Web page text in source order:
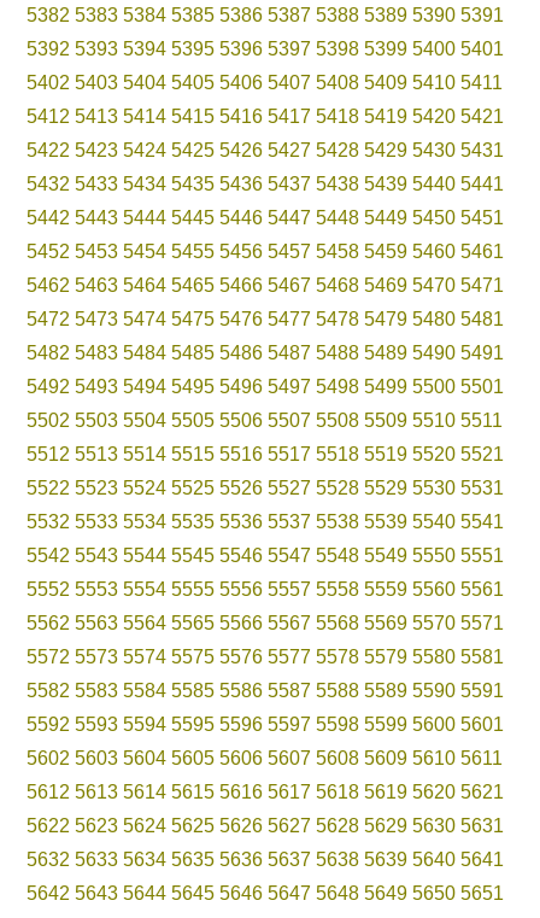
5382 5383 5384 5385 5386 5387 5388 5389 5390 5391
5392 5393 5394 5395 5396 5397 5398 5399 5400 5401
5402 5403 5404 5405 5406 5407 5408 5409 5410 5411
5412 5413 5414 5415 5416 5417 5418 5419 5420 5421
5422 5423 5424 5425 5426 5427 5428 5429 5430 5431
5432 5433 5434 5435 5436 5437 5438 5439 5440 5441
5442 5443 5444 5445 5446 5447 5448 5449 5450 5451
5452 5453 5454 5455 5456 5457 5458 5459 5460 5461
5462 5463 5464 5465 5466 5467 5468 5469 5470 5471
5472 5473 5474 5475 5476 5477 5478 5479 5480 5481
5482 5483 5484 5485 5486 5487 5488 5489 5490 5491
5492 5493 5494 5495 5496 5497 5498 5499 5500 5501
5502 5503 5504 5505 5506 5507 5508 5509 5510 5511
5512 5513 5514 5515 5516 5517 5518 5519 5520 5521
5522 5523 5524 5525 5526 5527 5528 5529 5530 5531
5532 5533 5534 5535 5536 5537 5538 5539 5540 5541
5542 5543 5544 5545 5546 5547 5548 5549 5550 5551
5552 5553 5554 5555 5556 5557 5558 5559 5560 5561
5562 5563 5564 5565 5566 5567 5568 5569 5570 5571
5572 5573 5574 5575 5576 5577 5578 5579 5580 5581
5582 5583 5584 5585 5586 5587 5588 5589 5590 5591
5592 5593 5594 5595 5596 5597 5598 5599 5600 5601
5602 5603 5604 5605 5606 5607 5608 5609 5610 5611
5612 5613 5614 5615 5616 5617 5618 5619 5620 5621
5622 5623 5624 5625 5626 5627 5628 5629 5630 5631
5632 5633 5634 5635 5636 5637 5638 5639 5640 5641
5642 5643 5644 5645 5646 5647 5648 5649 5650 5651